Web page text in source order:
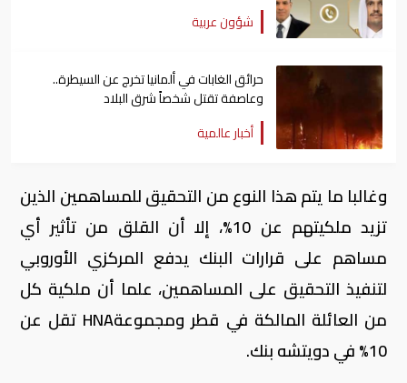
شؤون عربية
حرائق الغابات في ألمانيا تخرج عن السيطرة..
وعاصفة تقتل شخصاً شرق البلاد
أخبار عالمية
وغالبا ما يتم هذا النوع من التحقيق للمساهمين الذين
تزيد ملكيتهم عن 10%، إلا أن القلق من تأثير أي
مساهم على قرارات البنك يدفع المركزي الأوروبي
لتنفيذ التحقيق على المساهمين، علما أن ملكية كل
من العائلة المالكة في قطر ومجموعةHNA تقل عن
10% في دويتشه بنك.